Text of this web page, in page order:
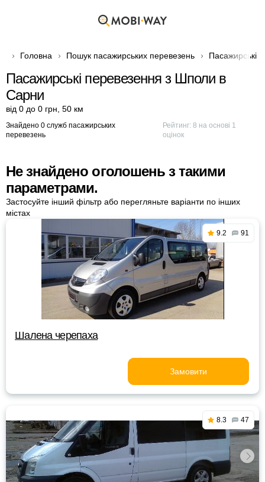
Головна Пошук пасажирських перевезень Пасажирські
Пасажирські перевезення з Шполи в
Сарни
від 0 до 0 грн 50 км
Знайдено 0 служб пасажирських
перевезень
Рейтинг:8 на основі 1
оцінок
Не знайдено оголошень з такими
параметрами.
Застосуйте інший фільтр або перегляньте варіанти по інших
містах
9.2 91
Шалена черепаха
Замовити
8.3 47